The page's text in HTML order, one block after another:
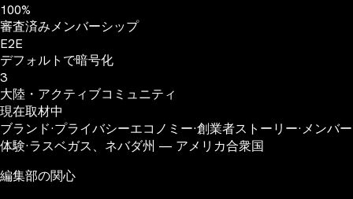
100%
審査済みメンバーシップ
E2E
デフォルトで暗号化
3
大陸・アクティブコミュニティ
現在取材中
ブランド·プライバシーエコノミー·創業者ストーリー·メンバー
体験·ラスベガス、ネバダ州 — アメリカ合衆国
編集部の関心